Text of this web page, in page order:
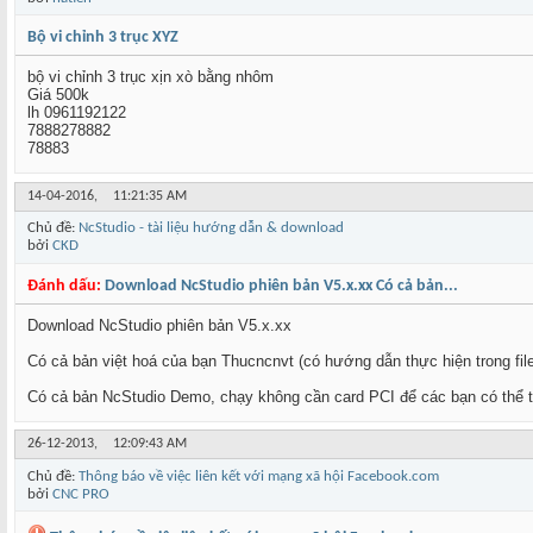
Bộ vi chỉnh 3 trục XYZ
bộ vi chỉnh 3 trục xịn xò bằng nhôm
Giá 500k
lh 0961192122
7888278882
78883
14-04-2016, 11:21:35 AM
Chủ đề: NcStudio - tài liệu hướng dẫn & download
bởi CKD
Đánh dấu: Download NcStudio phiên bản V5.x.xx Có cả bản...
Download NcStudio phiên bản V5.x.xx
Có cả bản việt hoá của bạn Thucncnvt (có hướng dẫn thực hiện trong
Có cả bản NcStudio Demo, chạy không cần card PCI để các bạn có thể
26-12-2013, 12:09:43 AM
Chủ đề: Thông báo về việc liên kết với mạng xã hội Facebook.com
bởi CNC PRO